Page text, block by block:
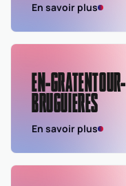
En savoir plus
EN-GRATENTOUR-
BRUGUIERES
En savoir plus